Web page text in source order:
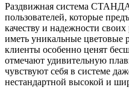
Раздвижная система
пользователей, которые
качеству и надежности
иметь уникальные
клиенты особенно ценят
отмечают удивительную
чувствуют себя в системе
нестандартной высокой и